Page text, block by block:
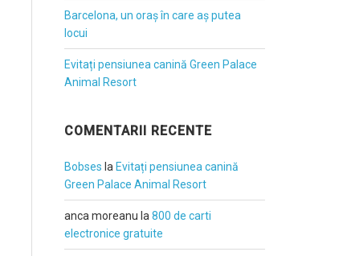
Barcelona, un oraș în care aș putea
locui
Evitați pensiunea canină Green Palace
Animal Resort
COMENTARII RECENTE
Bobses la Evitați pensiunea canină
Green Palace Animal Resort
anca moreanu la 800 de carti
electronice gratuite